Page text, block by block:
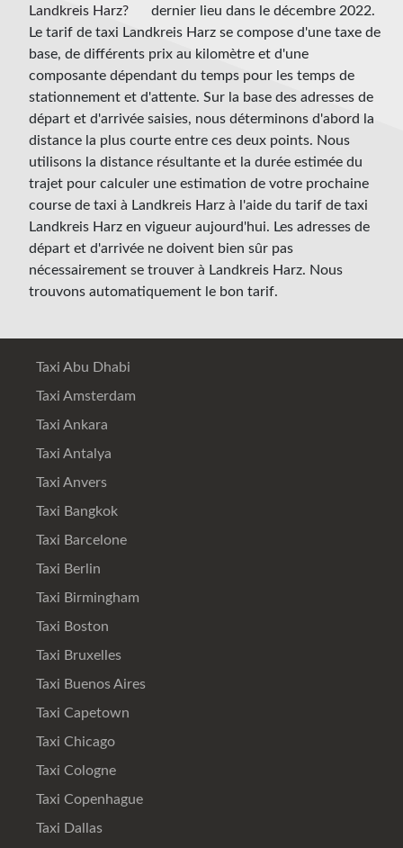
dernier lieu dans le décembre 2022.
Le tarif de taxi Landkreis Harz se compose d'une taxe de
base, de différents prix au kilomètre et d'une
composante dépendant du temps pour les temps de
stationnement et d'attente. Sur la base des adresses de
départ et d'arrivée saisies, nous déterminons d'abord la
distance la plus courte entre ces deux points. Nous
utilisons la distance résultante et la durée estimée du
trajet pour calculer une estimation de votre prochaine
course de taxi à Landkreis Harz à l'aide du tarif de taxi
Landkreis Harz en vigueur aujourd'hui. Les adresses de
départ et d'arrivée ne doivent bien sûr pas
nécessairement se trouver à Landkreis Harz. Nous
trouvons automatiquement le bon tarif.
Taxi Abu Dhabi
Taxi Amsterdam
Taxi Ankara
Taxi Antalya
Taxi Anvers
Taxi Bangkok
Taxi Barcelone
Taxi Berlin
Taxi Birmingham
Taxi Boston
Taxi Bruxelles
Taxi Buenos Aires
Taxi Capetown
Taxi Chicago
Taxi Cologne
Taxi Copenhague
Taxi Dallas